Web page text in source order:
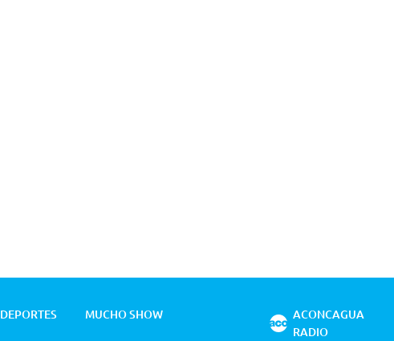
DEPORTES
MUCHO SHOW
ACONCAGUA
RADIO